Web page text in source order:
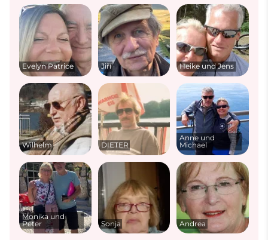
Evelyn Patrice Jiří Heike und Jens
Wilhelm DIETER
Anne und
Michael
Monika und
Peter
Sonja Andrea